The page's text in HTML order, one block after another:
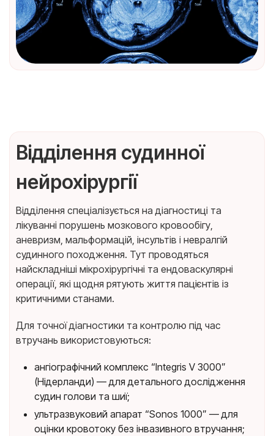
Відділення судинної
нейрохірургії
Відділення спеціалізується на діагностиці та
лікуванні порушень мозкового кровообігу,
аневризм, мальформацій, інсультів і невралгій
судинного походження. Тут проводяться
найскладніші мікрохірургічні та ендоваскулярні
операції, які щодня рятують життя пацієнтів із
критичними станами.
Для точної діагностики та контролю під час
втручань використовуються:
ангіографічний комплекс “Integris V 3000”
(Нідерланди) — для детального дослідження
судин голови та шиї;
ультразвуковий апарат “Sonos 1000” — для
оцінки кровотоку без інвазивного втручання;